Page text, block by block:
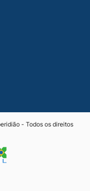
- Todos os direitos